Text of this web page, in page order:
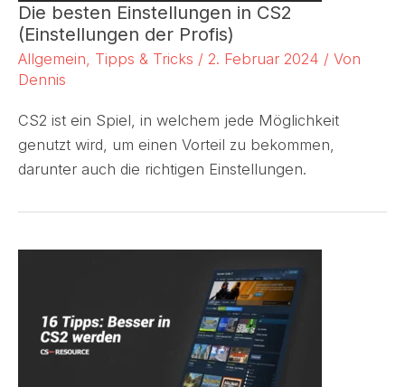
Die besten Einstellungen in CS2
(Einstellungen der Profis)
Allgemein, Tipps & Tricks / 2. Februar 2024 / Von
Dennis
CS2 ist ein Spiel, in welchem jede Möglichkeit
genutzt wird, um einen Vorteil zu bekommen,
darunter auch die richtigen Einstellungen.